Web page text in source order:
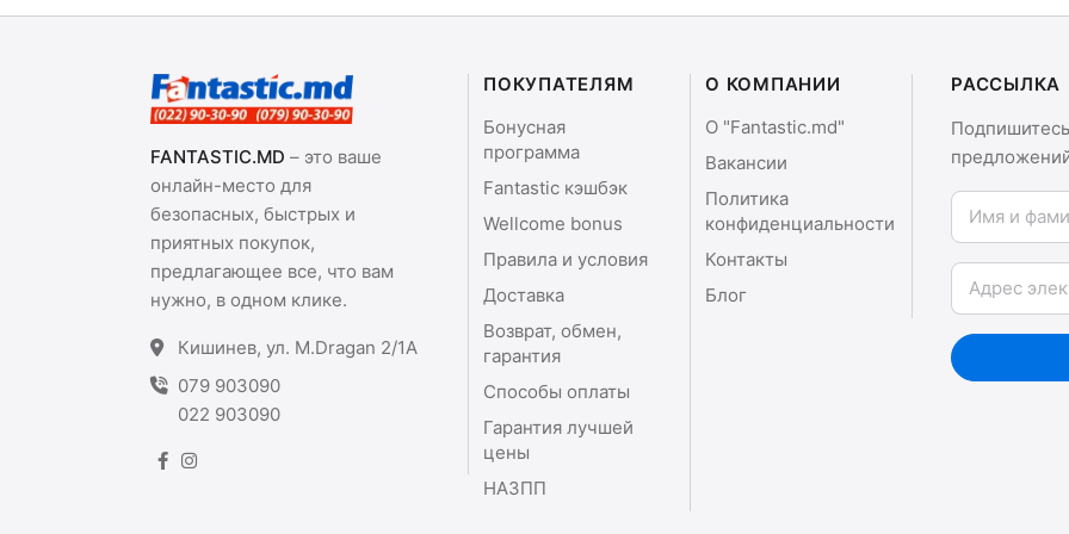
FANTASTIC.MD – это ваше
онлайн-место для
безопасных, быстрых и
приятных покупок,
предлагающее все, что вам
нужно, в одном клике.
Кишинев, ул. M.Dragan 2/1A
079 903090
022 903090
ПОКУПАТЕЛЯМ
Бонусная
программа
Fantastic кэшбэк
Wellcome bonus
Правила и условия
Доставка
Возврат, обмен,
гарантия
Способы оплаты
Гарантия лучшей
цены
НАЗПП
О КОМПАНИИ
О "Fantastic.md"
Вакансии
Политика
конфиденциальности
Контакты
Блог
РАССЫЛКА
Имя и
Email